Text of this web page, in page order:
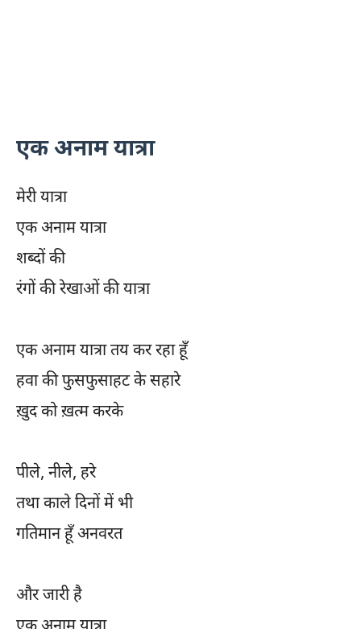
एक अनाम यात्रा
मेरी यात्रा
एक अनाम यात्रा
शब्दों की
रंगों की रेखाओं की यात्रा
एक अनाम यात्रा तय कर रहा हूँ
हवा की फुसफुसाहट के सहारे
ख़ुद को ख़त्म करके
पीले, नीले, हरे
तथा काले दिनों में भी
गतिमान हूँ अनवरत
और जारी है